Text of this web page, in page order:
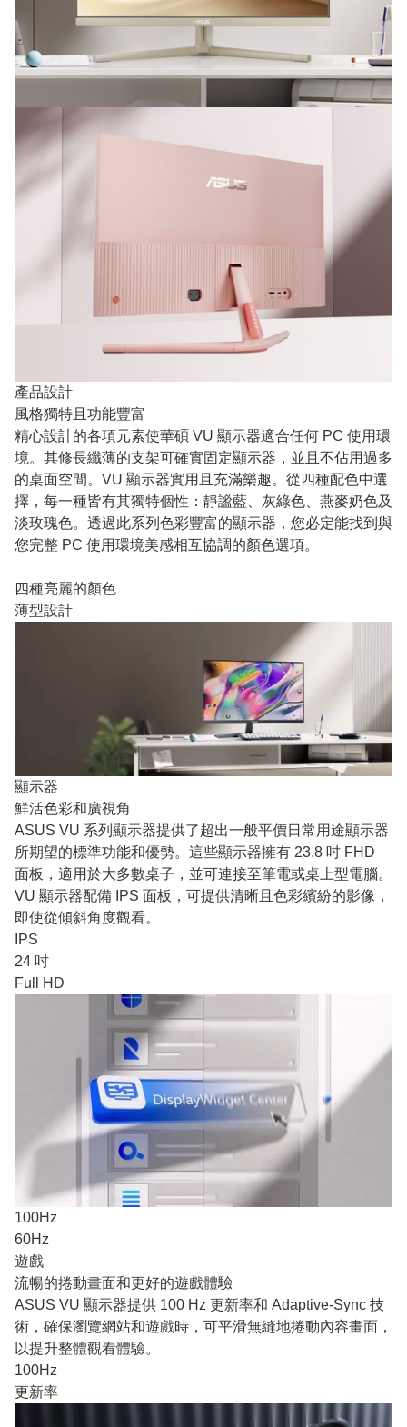
產品設計
風格獨特且功能豐富
精心設計的各項元素使華碩 VU 顯示器適合任何 PC 使用環
境。其修長纖薄的支架可確實固定顯示器，並且不佔用過多
的桌面空間。VU 顯示器實用且充滿樂趣。從四種配色中選
擇，每一種皆有其獨特個性：靜謐藍、灰綠色、燕麥奶色及
淡玫瑰色。透過此系列色彩豐富的顯示器，您必定能找到與
您完整 PC 使用環境美感相互協調的顏色選項。
四種亮麗的顏色
薄型設計
顯示器
鮮活色彩和廣視角
ASUS VU 系列顯示器提供了超出一般平價日常用途顯示器
所期望的標準功能和優勢。這些顯示器擁有 23.8 吋 FHD
面板，適用於大多數桌子，並可連接至筆電或桌上型電腦。
VU 顯示器配備 IPS 面板，可提供清晰且色彩繽紛的影像，
即使從傾斜角度觀看。
IPS
24 吋
Full HD
100Hz
60Hz
遊戲
流暢的捲動畫面和更好的遊戲體驗
ASUS VU 顯示器提供 100 Hz 更新率和 Adaptive-Sync 技
術，確保瀏覽網站和遊戲時，可平滑無縫地捲動內容畫面，
以提升整體觀看體驗。
100Hz
更新率